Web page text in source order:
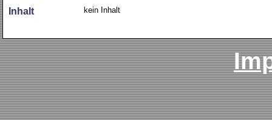
Inhalt
kein Inhalt